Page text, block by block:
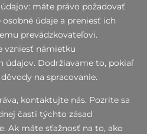
máte právo požadovať
údaje a preniesť ich
prevádzkovateľovi.
vzniesť námietku
údajov. Dodržiavame to, pokiaľ
na spracovanie.
kontaktujte nás. Pozrite sa
časti týchto zásad
Ak máte sťažnosť na to, ako